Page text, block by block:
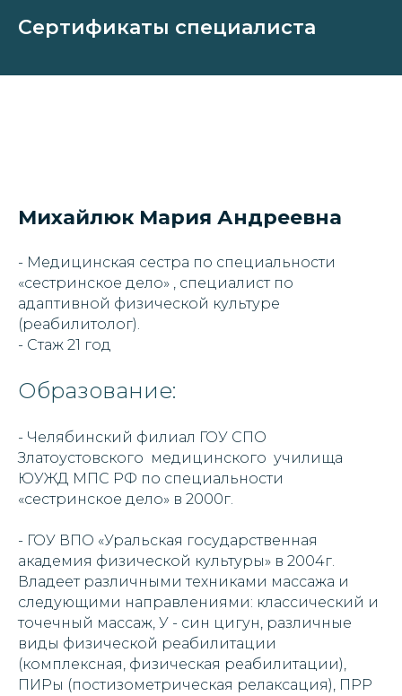
Сертификаты специалиста
Михайлюк Мария Андреевна
- Медицинская сестра по специальности
«сестринское дело» , специалист по
адаптивной физической культуре
(реабилитолог).
- Стаж 21 год
Образование:
- Челябинский филиал ГОУ СПО
Златоустовского медицинского училища
ЮУЖД МПС РФ по специальности
«сестринское дело» в 2000г.
- ГОУ ВПО «Уральская государственная
академия физической культуры» в 2004г.
Владеет различными техниками массажа и
следующими направлениями: классический и
точечный массаж, У - син цигун, различные
виды физической реабилитации
(комплексная, физическая реабилитации),
ПИРы (постизометрическая релаксация), ПРР